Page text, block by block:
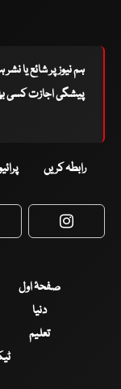
ہم نیوز پر شائع یا
پیشگی اجازت کسی
رابطہ کریں
صفحۂ اول
دنیا
تعلیم